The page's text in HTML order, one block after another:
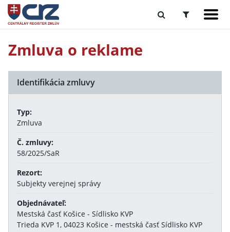
Zmluva o reklame
Identifikácia zmluvy
Typ:
Zmluva
Č. zmluvy:
58/2025/SaR
Rezort:
Subjekty verejnej správy
Objednávateľ:
Mestská časť Košice - Sídlisko KVP
Trieda KVP 1, 04023 Košice - mestská časť Sídlisko KVP